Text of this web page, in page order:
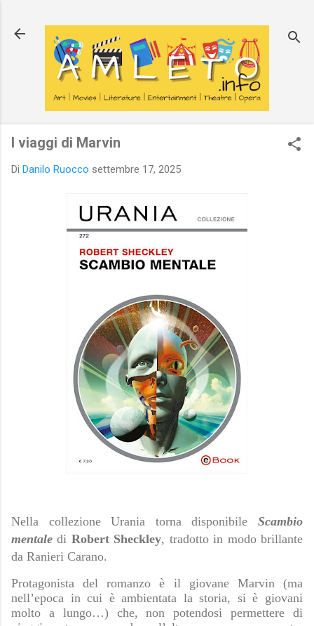
I viaggi di Marvin
Di Danilo Ruocco settembre 17, 2025
Nella collezione Urania torna disponibile Scambio
mentale di Robert Sheckley, tradotto in modo brillante
da Ranieri Carano.
Protagonista del romanzo è il giovane Marvin (ma
nell’epoca in cui è ambientata la storia, si è giovani
molto a lungo…) che, non potendosi permettere di